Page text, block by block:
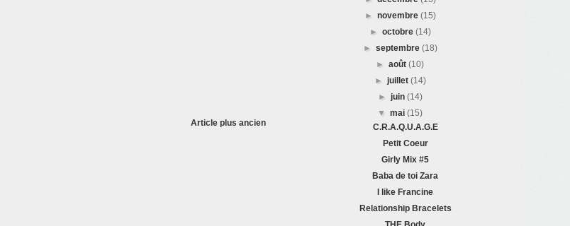
Article plus ancien
► novembre (15)
► octobre (14)
► septembre (18)
►août(10)
► juillet (14)
► juin (14)
▼mai(15)
C.R.A.Q.U.A.G.E
Petit Coeur
Girly Mix #5
Baba de toi Zara
I like Francine
Relationship Bracelets